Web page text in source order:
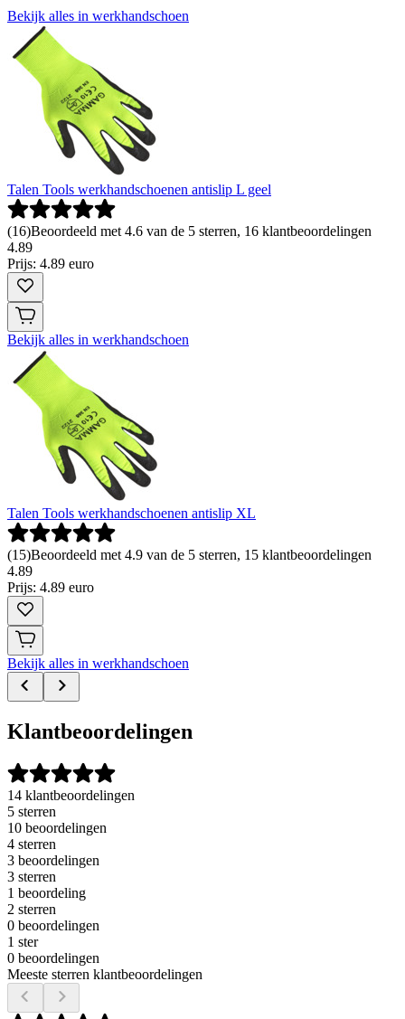
Bekijk alles in werkhandschoen
Talen Tools werkhandschoenen antislip L geel
(16)Beoordeeld met 4.6 van de 5 sterren, 16 klantbeoordelingen
4.89
Prijs: 4.89 euro
Bekijk alles in werkhandschoen
Talen Tools werkhandschoenen antislip XL
(15)Beoordeeld met 4.9 van de 5 sterren, 15 klantbeoordelingen
4.89
Prijs: 4.89 euro
Bekijk alles in werkhandschoen
Klantbeoordelingen
14 klantbeoordelingen
5 sterren
10 beoordelingen
4 sterren
3 beoordelingen
3 sterren
1 beoordeling
2 sterren
0 beoordelingen
1 ster
0 beoordelingen
Meeste sterren klantbeoordelingen